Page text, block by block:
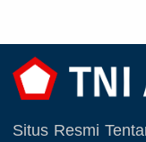
Situs Resmi